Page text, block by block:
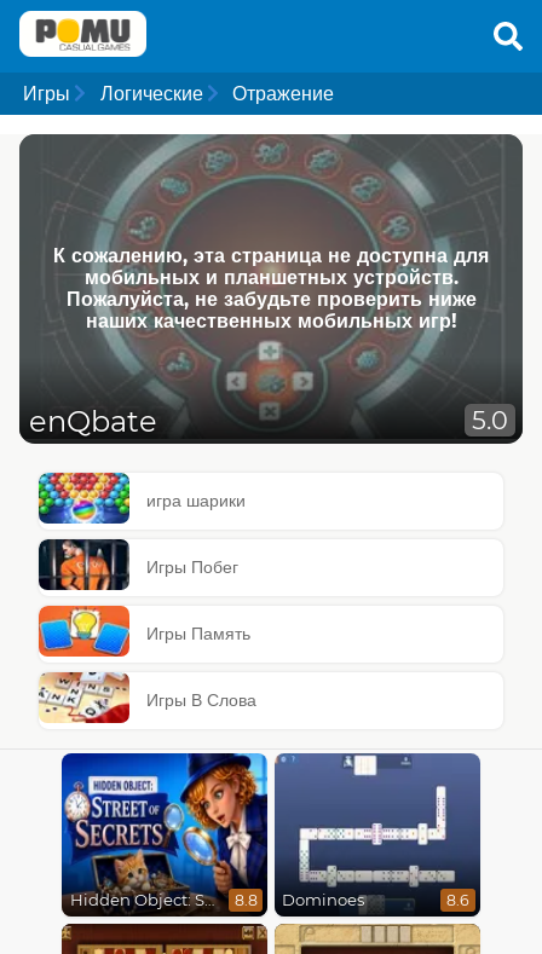
Игры Логические Отражение
К сожалению, эта страница не доступна для
мобильных и планшетных устройств.
Пожалуйста, не забудьте проверить ниже
наших качественных мобильных игр!
enQbate 5.0
игра шарики
Игры Побег
Игры Память
Игры В Слова
Hidden Object: Street Of Secrets 8.8 Dominoes 8.6